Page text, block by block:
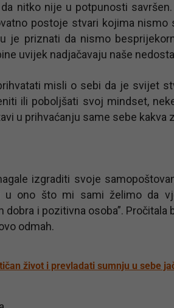
nitko nije u potpunosti
postoje stvari kojima
je priznati da nismo
uvijek nadjačavaju naše
misli o sebi da je svijet
ili poboljšati svoj mindset,
u prihvaćanju same sebe kakva
izgraditi svoje
ono što mi sami želimo da
dobra i pozitivna osoba”.
odmah.
život i prevladati sumnju u sebe